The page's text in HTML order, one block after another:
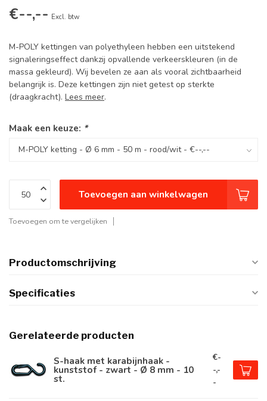
€--,-- Excl. btw
M-POLY kettingen van polyethyleen hebben een uitstekend
signaleringseffect dankzij opvallende verkeerskleuren (in de
massa gekleurd). Wij bevelen ze aan als vooral zichtbaarheid
belangrijk is. Deze kettingen zijn niet getest op sterkte
(draagkracht). Lees meer.
Maak een keuze: *
Toevoegen aan winkelwagen
Toevoegen om te vergelijken
Productomschrijving
Specificaties
Gerelateerde producten
S-haak met karabijnhaak -
kunststof - zwart - Ø 8 mm - 10
st.
€-
-,-
-